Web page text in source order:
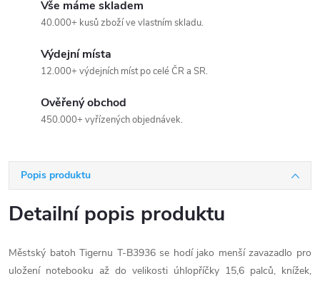
Vše máme skladem
40.000+ kusů zboží ve vlastním skladu.
Výdejní místa
12.000+ výdejních míst po celé ČR a SR.
Ověřený obchod
450.000+ vyřízených objednávek.
Popis produktu
Detailní popis produktu
Městský batoh Tigernu T-B3936 se hodí jako menší zavazadlo pro
uložení notebooku až do velikosti úhlopříčky 15,6 palců, knížek,